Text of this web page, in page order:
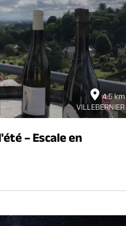
4.5 km
VILLEBERNIER
– Escale en